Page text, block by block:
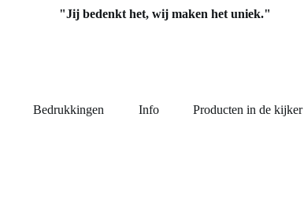
"Jij bedenkt het, wij maken het uniek."
Bedrukkingen Info Producten in de kijker